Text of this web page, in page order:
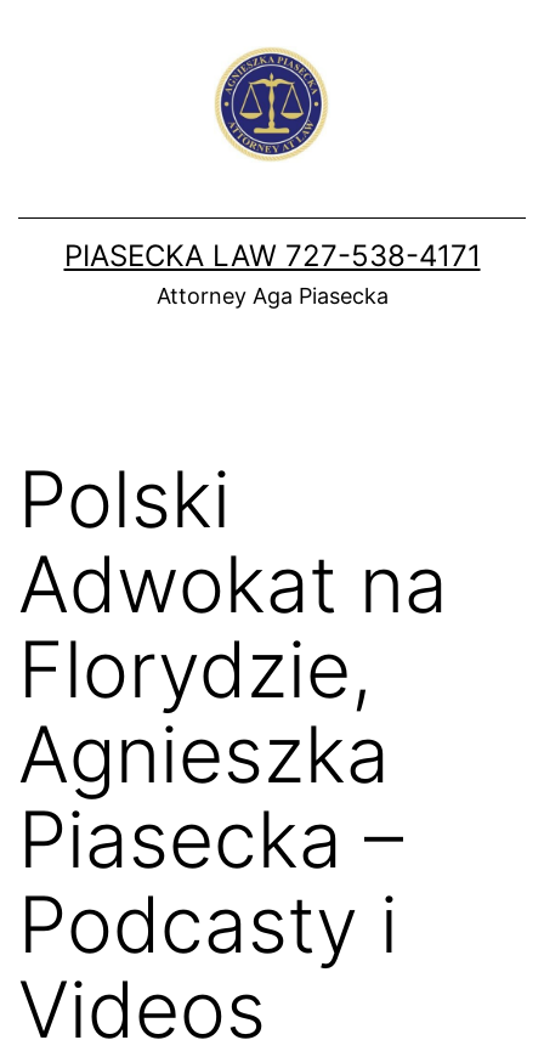
PIASECKA LAW 727-538-4171
Attorney Aga Piasecka
Polski
Adwokat na
Florydzie,
Agnieszka
Piasecka –
Podcasty i
Videos